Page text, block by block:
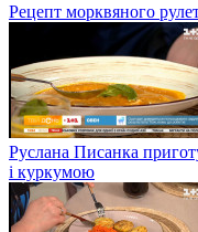
Рецепт морквяного
Руслана Писанка
і куркумою